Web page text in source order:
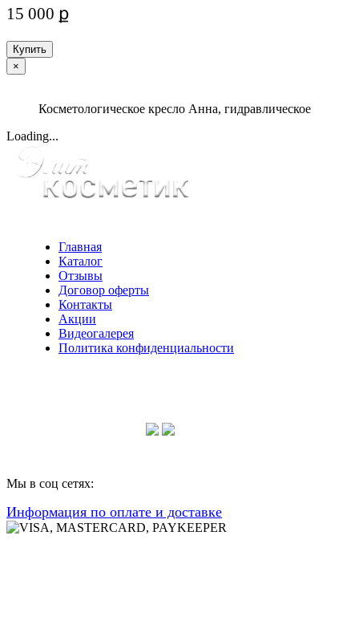
15 000 ք
Купить
×
Косметологическое кресло Анна, гидравлическое
Loading...
Главная
Каталог
Отзывы
Договор оферты
Контакты
Акции
Видеогалерея
Политика конфиденциальности
Мы в соц сетях:
Информация по оплате и доставке